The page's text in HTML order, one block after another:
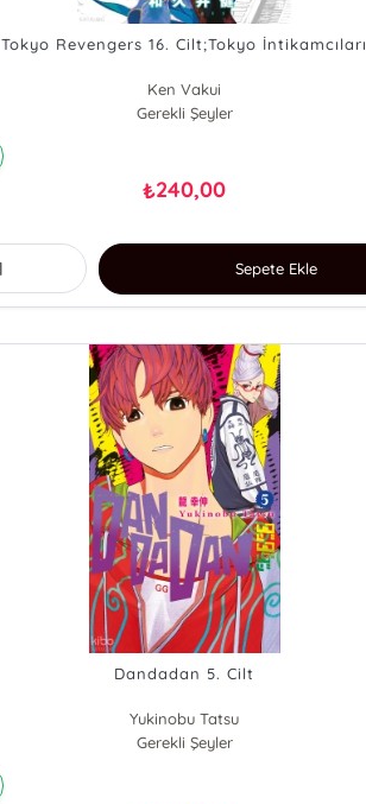
Tokyo Revengers 16. Cilt;Tokyo İntikamcıları
Ken Vakui
Gerekli Şeyler
₺240,00
Sepete Ekle
Dandadan 5. Cilt
Yukinobu Tatsu
Gerekli Şeyler